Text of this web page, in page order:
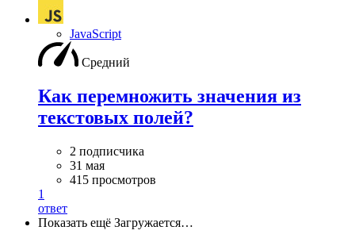
JavaScript
Средний
Как перемножить значения из
текстовых полей?
2 подписчика
31 мая
415 просмотров
1
ответ
Показать ещё Загружается…